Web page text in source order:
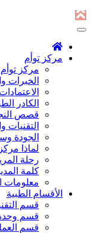
مركز توأم
مركز
الخبرات
الكادر
قصص
التقنيات
الجودة
لماذا
رحلة
كلمة
معلومات
الأقسام الطبية
قسم
قسم
قسم